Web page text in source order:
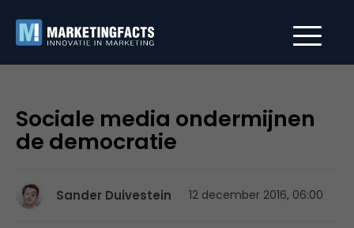
Sociale media ondermijnen
de democratie
Sander Duivestein 12 december 2016, 06:00